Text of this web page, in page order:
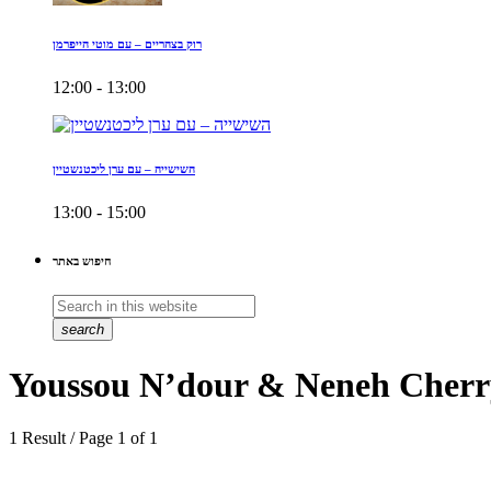
רוק בצהריים – עם מוטי הייפרמן
12:00 - 13:00
השישייה – עם ערן ליכטנשטיין
13:00 - 15:00
חיפוש באתר
search
Youssou N’dour & Neneh
1 Result / Page 1 of 1